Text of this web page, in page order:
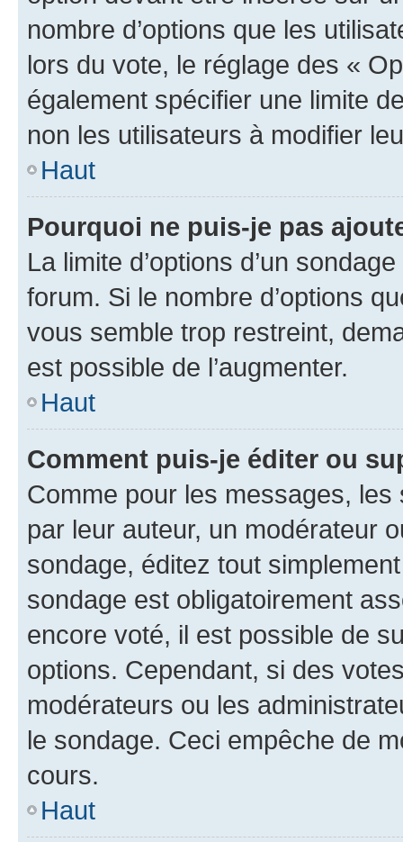
nombre d’options que les
lors du vote, le réglage des «
également spécifier une limite
non les utilisateurs à modifier
Haut
Pourquoi ne puis-je pas
La limite d’options d’un
forum. Si le nombre d’options
vous semble trop restreint,
est possible de l’augmenter.
Haut
Comment puis-je éditer ou
Comme pour les messages,
par leur auteur, un modérateur
sondage, éditez tout
sondage est obligatoirement
encore voté, il est possible de
options. Cependant, si des
modérateurs ou les
le sondage. Ceci empêche de
cours.
Haut